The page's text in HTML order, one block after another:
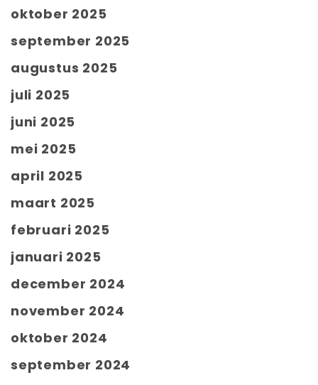
oktober 2025
september 2025
augustus 2025
juli 2025
juni 2025
mei 2025
april 2025
maart 2025
februari 2025
januari 2025
december 2024
november 2024
oktober 2024
september 2024